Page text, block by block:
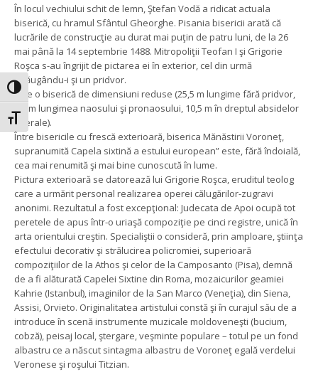
Toggle High Contrast
Toggle Font size
În locul vechiului schit de lemn, Ştefan Vodă a ridicat actuala
biserică, cu hramul Sfântul Gheorghe. Pisania bisericii arată că
lucrările de construcţie au durat mai puţin de patru luni, de la 26
mai până la 14 septembrie 1488. Mitropoliţii Teofan I şi Grigorie
Roşca s-au îngrijit de pictarea ei în exterior, cel din urmă
adăugându-i şi un pridvor.
Este o biserică de dimensiuni reduse (25,5 m lungime fără pridvor,
7,7 m lungimea naosului şi pronaosului, 10,5 m în dreptul absidelor
laterale).
Între bisericile cu frescă exterioară, biserica Mănăstirii Voroneţ,
supranumită Capela sixtină a estului european” este, fără îndoială,
cea mai renumită şi mai bine cunoscută în lume.
Pictura exterioară se datorează lui Grigorie Roşca, eruditul teolog
care a urmărit personal realizarea operei călugărilor-zugravi
anonimi. Rezultatul a fost excepţional: Judecata de Apoi ocupă tot
peretele de apus într-o uriaşă compoziţie pe cinci registre, unică în
arta orientului creştin. Specialiştii o consideră, prin amploare, ştiinţa
efectului decorativ şi strălucirea policromiei, superioară
compoziţiilor de la Athos şi celor de la Camposanto (Pisa), demnă
de a fi alăturată Capelei Sixtine din Roma, mozaicurilor geamiei
Kahrie (Istanbul), imaginilor de la San Marco (Veneţia), din Siena,
Assisi, Orvieto. Originalitatea artistului constă şi în curajul său de a
introduce în scenă instrumente muzicale moldoveneşti (bucium,
cobză), peisaj local, ştergare, veşminte populare – totul pe un fond
albastru ce a născut sintagma albastru de Voroneţ egală verdelui
Veronese şi roşului Titzian.